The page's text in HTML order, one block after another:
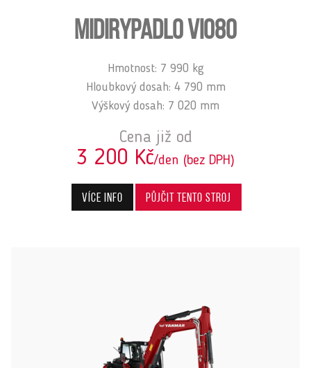
MIDIRYPADLO VIO80
Hmotnost: 7 990 kg
Hloubkový dosah: 4 790 mm
Výškový dosah: 7 020 mm
Cena již od
3 200 Kč/den (bez DPH)
Více info Půjčit tento stroj